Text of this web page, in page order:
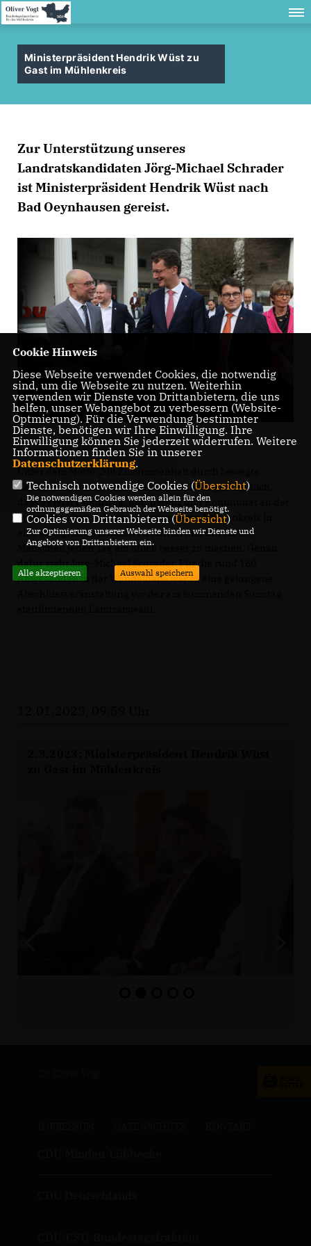
Ministerpräsident Hendrik Wüst zu
Gast im Mühlenkreis
Zur Unterstützung unseres
Landratskandidaten Jörg-Michael Schrader
ist Ministerpräsident Hendrik Wüst nach
Bad Oeynhausen gereist.
Unter dem Motto „Mit Zusammenhalt durch bewegte
Zeiten“ machten beide in ihren Ausführungen deutlich,
dass es jetzt Erfahrung, Kompetenz und Kontinuität an der
Spitze des Kreises braucht, um unseren Mühlenkreis in
eine erfolgreiche Zukunft zu führen und ihn für die
Menschen jeden Tag ein Stück besser zu machen. Genau
dafür steht Jörg-Michael Schrader. Für die rund 160
Anwesenden in der Wandelhalle war es eine gelungene
Cookie Hinweis
Diese Webseite verwendet Cookies, die notwendig
sind, um die Webseite zu nutzen. Weiterhin
verwenden wir Dienste von Drittanbietern, die uns
helfen, unser Webangebot zu verbessern (Website-
Optmierung). Für die Verwendung bestimmter
Dienste, benötigen wir Ihre Einwilligung. Ihre
Einwilligung können Sie jederzeit widerrufen. Weitere
Informationen finden Sie in unserer
Datenschutzerklärung.
Technisch notwendige Cookies (Übersicht)
Die notwendigen Cookies werden allein für den
ordnungsgemäßen Gebrauch der Webseite benötigt.
Cookies von Drittanbietern (Übersicht)
Zur Optimierung unserer Webseite binden wir Dienste und
Angebote von Drittanbietern ein.
Alle akzeptieren Auswahl speichern